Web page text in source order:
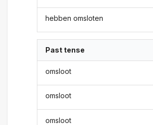
hebben omsloten
Past tense
omsloot
omsloot
omsloot